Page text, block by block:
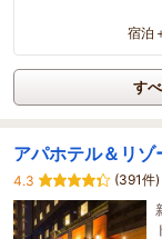
宿泊
す
アパホテル＆リゾ
4.3
(391件)